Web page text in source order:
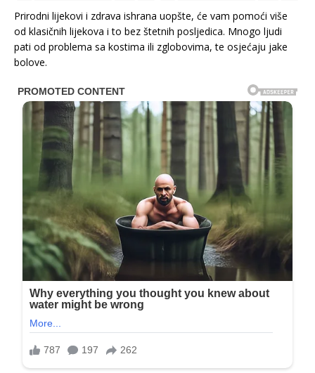
Prirodni lijekovi i zdrava ishrana uopšte, će vam pomoći više
od klasičnih lijekova i to bez štetnih posljedica. Mnogo ljudi
pati od problema sa kostima ili zglobovima, te osjećaju jake
bolove.